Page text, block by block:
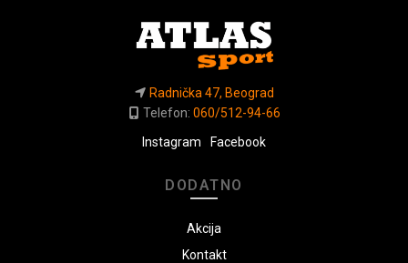
Radnička 47, Beograd
Telefon: 060/512-94-66
Instagram
Facebook
DODATNO
Akcija
Kontakt